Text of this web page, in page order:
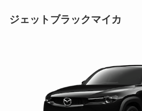
ジェットブラックマイカ